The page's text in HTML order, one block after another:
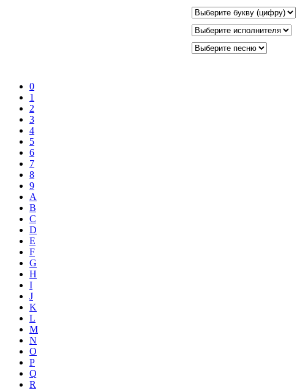
0
1
2
3
4
5
6
7
8
9
A
B
C
D
E
F
G
H
I
J
K
L
M
N
O
P
Q
R